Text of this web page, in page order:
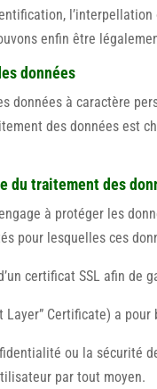
enfin être
données
données à caractère
des données est
du traitement des
à protéger les
pour lesquelles ces
certificat SSL afin de
Layer” Certificate) a
ou la sécurité
par tout moyen.